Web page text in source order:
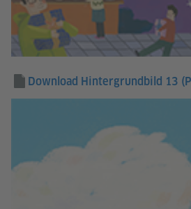
Download Hintergrundbild 13